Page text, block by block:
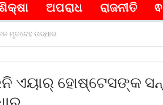
ଅପରାଧ ରାଜନୀତି
ମୃତଦେହ ଉଦ୍ଧାର
ଏୟାର୍ ହୋଷ୍ଟେସଙ୍କ